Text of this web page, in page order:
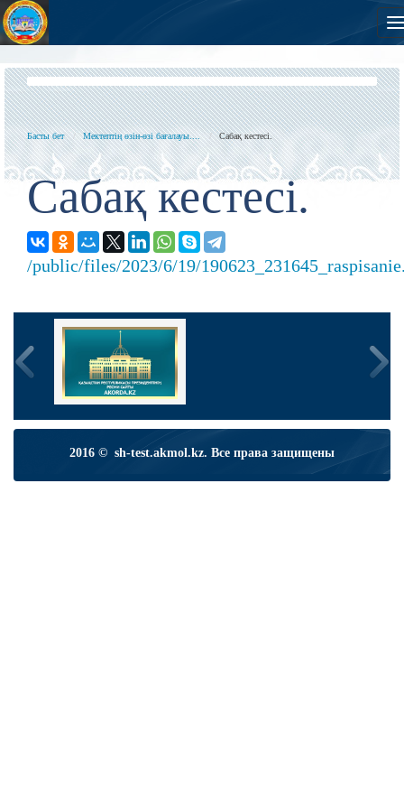
Басты бет Мектептің өзін-өзі бағалауы.... Сабақ кестесі.
Сабақ кестесі.
/public/files/2023/6/19/
2016 © sh-test.akmol.kz. Все права защищены